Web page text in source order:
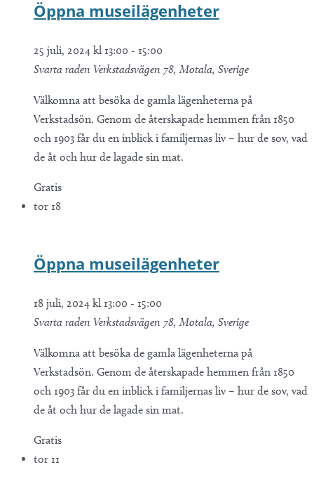
Öppna museilägenheter
25 juli, 2024 kl 13:00 - 15:00
Svarta raden Verkstadsvägen 78, Motala, Sverige
Välkomna att besöka de gamla lägenheterna på
Verkstadsön. Genom de återskapade hemmen från 1850
och 1903 får du en inblick i familjernas liv – hur de sov, vad
de åt och hur de lagade sin mat.
Gratis
tor 18
Öppna museilägenheter
18 juli, 2024 kl 13:00 - 15:00
Svarta raden Verkstadsvägen 78, Motala, Sverige
Välkomna att besöka de gamla lägenheterna på
Verkstadsön. Genom de återskapade hemmen från 1850
och 1903 får du en inblick i familjernas liv – hur de sov, vad
de åt och hur de lagade sin mat.
Gratis
tor 11